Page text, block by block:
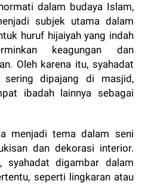
dalam budaya Islam,
subjek utama dalam
huruf hijaiyah yang indah
keagungan dan
Oleh karena itu, syahadat
dipajang di masjid,
ibadah lainnya sebagai
menjadi tema dalam seni
dan dekorasi interior.
syahadat digambar dalam
seperti lingkaran atau